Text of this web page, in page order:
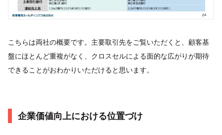
こちらは両社の概要です。主要取引先をご覧いただくと、顧客基
盤にほとんど重複がなく、クロスセルによる面的な広がりが期待
できることがおわかりいただけると思います。
企業価値向上における位置づけ